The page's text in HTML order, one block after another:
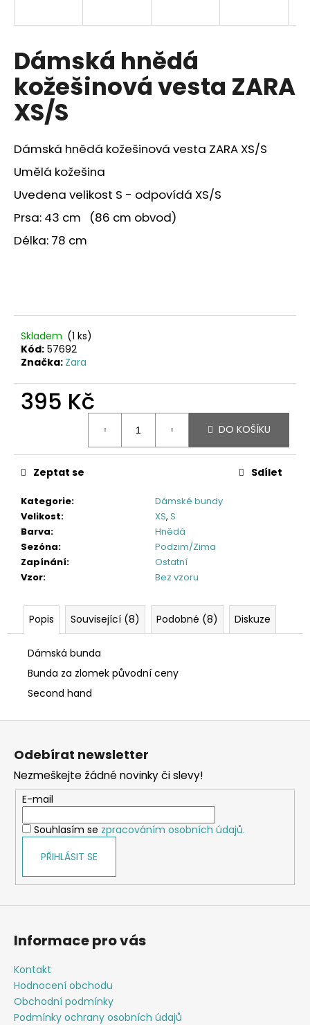
Dámská hnědá
kožešinová vesta ZARA
XS/S
Dámská hnědá kožešinová vesta ZARA XS/S
Umělá kožešina
Uvedena velikost S - odpovídá XS/S
Prsa: 43 cm (86 cm obvod)
Délka: 78 cm
Skladem (1 ks)
Kód: 57692
Značka: Zara
395 Kč
DO KOŠÍKU
Kategorie:
Dámské bundy
Velikost: XS, S
Barva:
Hnědá
Sezóna:
Podzim/Zima
Zapínání:
Ostatní
Vzor: Bez vzoru
Zeptat se Sdílet
Popis Související (8) Podobné (8) Diskuze
Dámská bunda
Bunda za zlomek původní ceny
Second hand
í
t
?
Z
Odebírat newsletter
Nezmeškejte žádné novinky či slevy!
E-mail
Souhlasím se zpracováním osobních údajů.
PŘIHLÁSIT SE
Informace pro vás
Kontakt
Hodnocení obchodu
Obchodní podmínky
Podmínky ochrany osobních údajů